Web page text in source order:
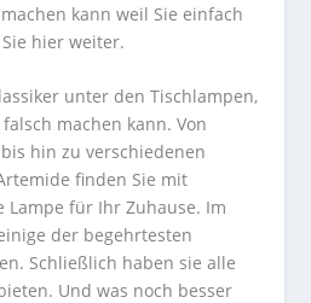
kann weil Sie einfach
hier weiter.
unter den Tischlampen,
machen kann. Von
hin zu verschiedenen
finden Sie mit
Lampe für Ihr Zuhause. Im
der begehrtesten
Schließlich haben sie alle
Und was noch besser